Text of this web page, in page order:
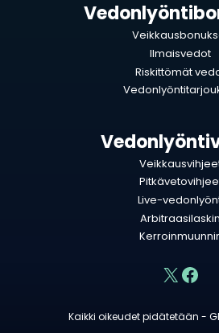
Ilmaisvedot
Riskittömät
Live-
Arbitraasilaskin
X
Kaikki oikeudet pidätetään -